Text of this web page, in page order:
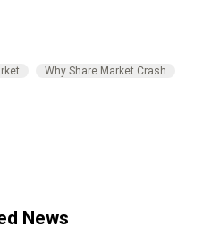
Why Share Market Crash
News